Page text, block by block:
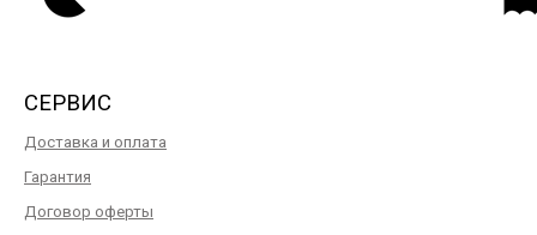
СЕРВИС
Доставка и оплата
Гарантия
Договор оферты